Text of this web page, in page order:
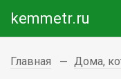
kemmetr.ru
Главная Дома,